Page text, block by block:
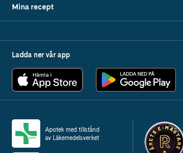
Mina recept
Ladda ner vår app
Apotek med tillstånd
av Läkemedelsverket